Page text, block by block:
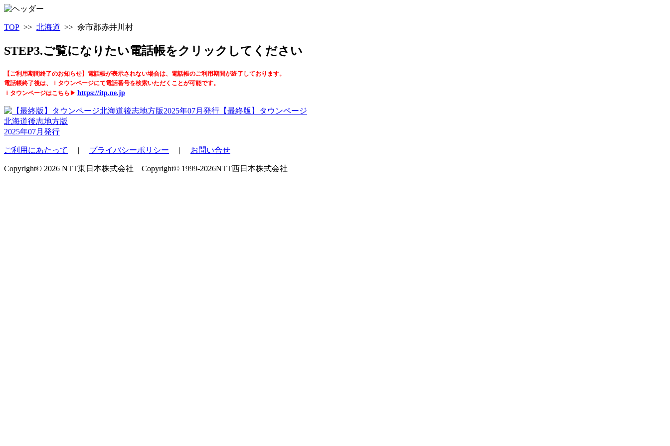
TOP >> 北海道 >> 余市郡赤井川村
STEP3.ご覧になりたい電話帳をクリックしてください
【ご利用期間終了のお知らせ】電話帳が表示されない場合は、電話帳のご利用期間が終了しております。
電話帳終了後は、ｉタウンページにて電話番号を検索いただくことが可能です。
ｉタウンページはこちら▶ https://itp.ne.jp
【最終版】タウンページ
北海道後志地方版
2025年07月発行
ご利用にあたって | プライバシーポリシー | お問い合せ
Copyright© 2026 NTT東日本株式会社 Copyright© 1999-2026NTT西日本株式会社